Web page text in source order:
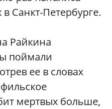
в Санкт-Петербурге.
Райкина
поймали
ее в словах
мертвых больше,